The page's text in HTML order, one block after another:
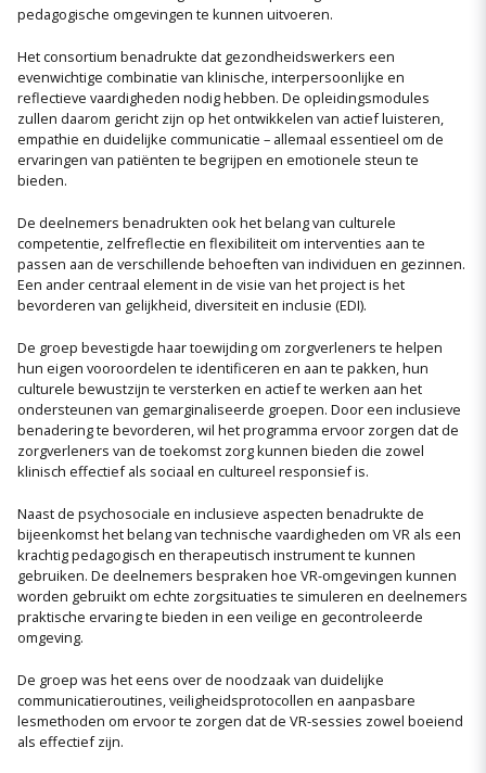
pedagogische omgevingen te kunnen uitvoeren.
Het consortium benadrukte dat gezondheidswerkers een
evenwichtige combinatie van klinische, interpersoonlijke en
reflectieve vaardigheden nodig hebben. De opleidingsmodules
zullen daarom gericht zijn op het ontwikkelen van actief luisteren,
empathie en duidelijke communicatie – allemaal essentieel om de
ervaringen van patiënten te begrijpen en emotionele steun te
bieden.
De deelnemers benadrukten ook het belang van culturele
competentie, zelfreflectie en flexibiliteit om interventies aan te
passen aan de verschillende behoeften van individuen en gezinnen.
Een ander centraal element in de visie van het project is het
bevorderen van gelijkheid, diversiteit en inclusie (EDI).
De groep bevestigde haar toewijding om zorgverleners te helpen
hun eigen vooroordelen te identificeren en aan te pakken, hun
culturele bewustzijn te versterken en actief te werken aan het
ondersteunen van gemarginaliseerde groepen. Door een inclusieve
benadering te bevorderen, wil het programma ervoor zorgen dat de
zorgverleners van de toekomst zorg kunnen bieden die zowel
klinisch effectief als sociaal en cultureel responsief is.
Naast de psychosociale en inclusieve aspecten benadrukte de
bijeenkomst het belang van technische vaardigheden om VR als een
krachtig pedagogisch en therapeutisch instrument te kunnen
gebruiken. De deelnemers bespraken hoe VR-omgevingen kunnen
worden gebruikt om echte zorgsituaties te simuleren en deelnemers
praktische ervaring te bieden in een veilige en gecontroleerde
omgeving.
De groep was het eens over de noodzaak van duidelijke
communicatieroutines, veiligheidsprotocollen en aanpasbare
lesmethoden om ervoor te zorgen dat de VR-sessies zowel boeiend
als effectief zijn.